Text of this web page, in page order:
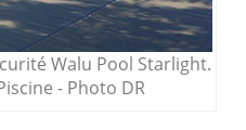
Walu Pool Starlight.
- Photo DR